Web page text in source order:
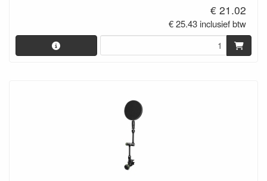
€ 21.02
€ 25.43 inclusief btw